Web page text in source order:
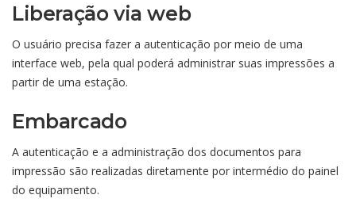
Liberação via web
O usuário precisa fazer a autenticação por meio de uma
interface web, pela qual poderá administrar suas impressões a
partir de uma estação.
Embarcado
A autenticação e a administração dos documentos para
impressão são realizadas diretamente por intermédio do painel
do equipamento.